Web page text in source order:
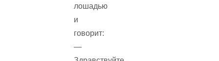
лошадью
и
говорит:
—